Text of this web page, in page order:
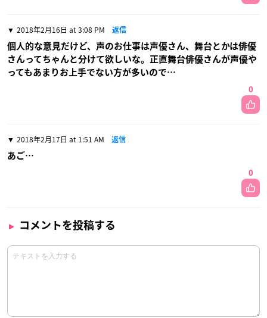
2018年2月16日 at 3:08 PM 返信
個人的な意見だけど、声のお仕事は声優さん、舞台とかは俳優
さんってちゃんと分けて欲しいな。正直舞台俳優さんが声優や
ってもあまりお上手でない方が多いので…
0
2018年2月17日 at 1:51 AM 返信
あご…
0
コメントを投稿する